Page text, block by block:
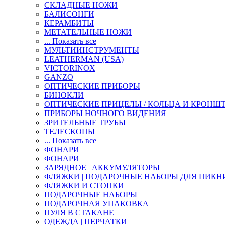
СКЛАДНЫЕ НОЖИ
БАЛИСОНГИ
КЕРАМБИТЫ
МЕТАТЕЛЬНЫЕ НОЖИ
... Показать все
МУЛЬТИИНСТРУМЕНТЫ
LEATHERMAN (USA)
VICTORINOX
GANZO
ОПТИЧЕСКИЕ ПРИБОРЫ
БИНОКЛИ
ОПТИЧЕСКИЕ ПРИЦЕЛЫ / КОЛЬЦА И
ПРИБОРЫ НОЧНОГО ВИДЕНИЯ
ЗРИТЕЛЬНЫЕ ТРУБЫ
ТЕЛЕСКОПЫ
... Показать все
ФОНАРИ
ФОНАРИ
ЗАРЯДНОЕ | АККУМУЛЯТОРЫ
ФЛЯЖКИ | ПОДАРОЧНЫЕ НАБОРЫ ДЛЯ
ФЛЯЖКИ И СТОПКИ
ПОДАРОЧНЫЕ НАБОРЫ
ПОДАРОЧНАЯ УПАКОВКА
ПУЛЯ В СТАКАНЕ
ОДЕЖДА | ПЕРЧАТКИ